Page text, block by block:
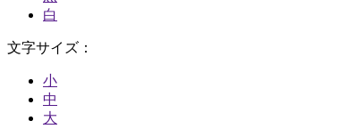
白
文字サイズ：
小
中
大